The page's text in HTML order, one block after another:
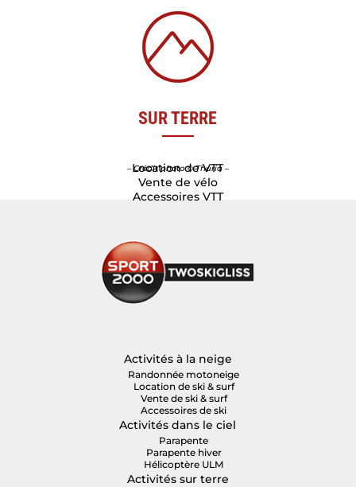
SUR TERRE
Location de VTT
Vente de vélo
Accessoires VTT
– Crédit photo ©Thuria–
Activités à la neige
Randonnée motoneige
Location de ski & surf
Vente de ski & surf
Accessoires de ski
Activités dans le ciel
Parapente
Parapente hiver
Hélicoptère ULM
Activités sur terre